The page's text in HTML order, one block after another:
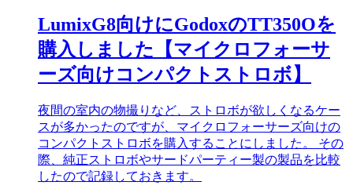
LumixG8向けにGodoxのTT350Oを
購入しました【マイクロフォーサ
ーズ向けコンパクトストロボ】
夜間の室内の物撮りなど、ストロボが欲しくなるケー
スが多かったのですが、マイクロフォーサーズ向けの
コンパクトストロボを購入することにしました。 その
際、純正ストロボやサードパーティー製の製品を比較
したので記録しておきます。